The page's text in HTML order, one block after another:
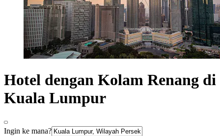
Hotel dengan Kolam Renang di
Kuala Lumpur
Ingin ke mana?